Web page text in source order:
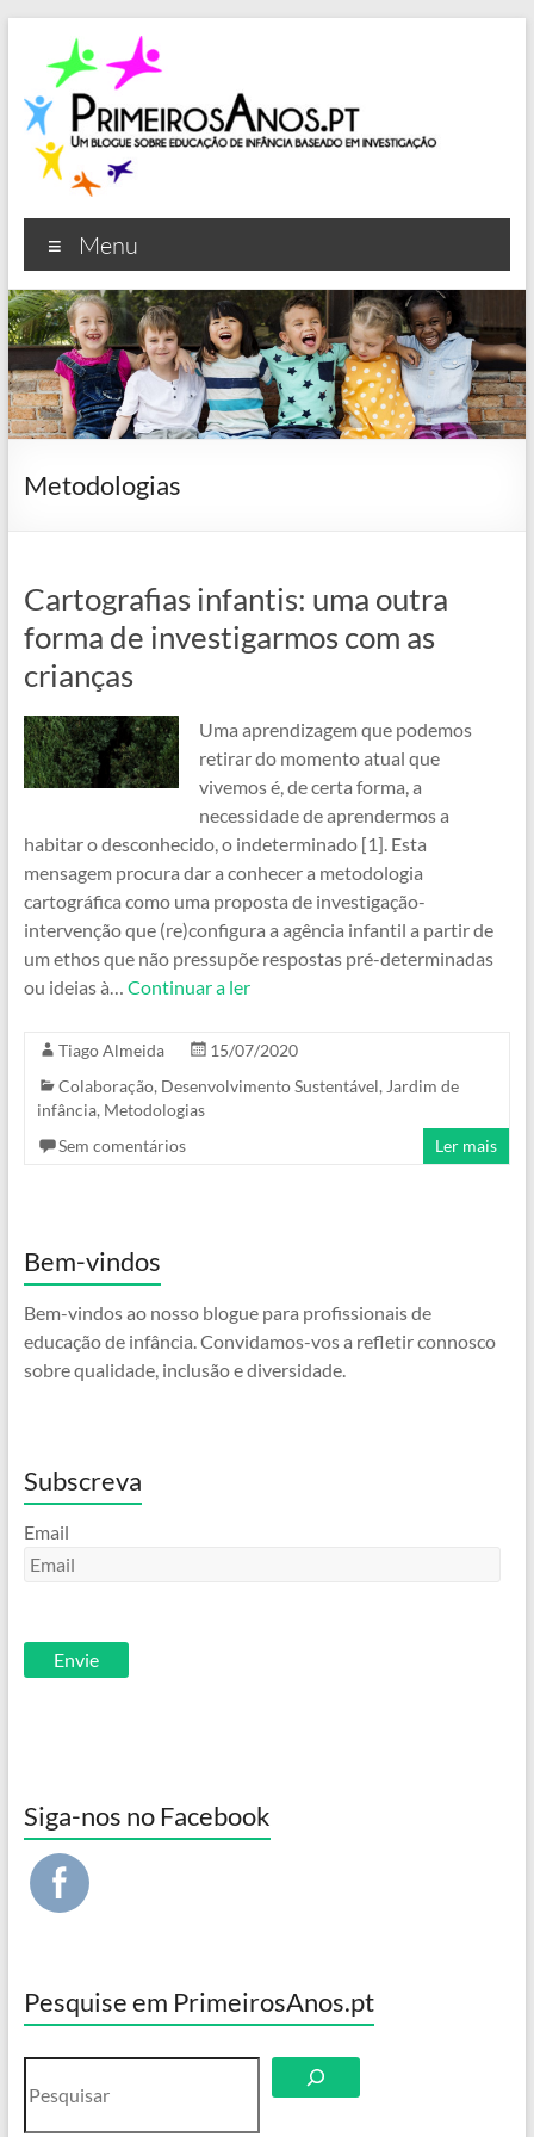
content
Primeiros Anos
Um blogue sobre educação de infância baseado em
Menu
Metodologias
Cartografias infantis: uma outra
forma de investigarmos com as
crianças
Uma aprendizagem que podemos
retirar do momento atual que
vivemos é, de certa forma, a
necessidade de aprendermos a
habitar o desconhecido, o indeterminado [1]. Esta
mensagem procura dar a conhecer a metodologia
cartográfica como uma proposta de investigação-
intervenção que (re)configura a agência infantil a partir de
um ethos que não pressupõe respostas pré-determinadas
ou ideias à… Continuar a ler
Tiago Almeida
15/07/2020
Colaboração, Desenvolvimento Sustentável, Jardim de
infância, Metodologias
Sem comentários
Ler mais
Bem-vindos
Bem-vindos ao nosso blogue para profissionais de
educação de infância. Convidamos-vos a refletir connosco
sobre qualidade, inclusão e diversidade.
Subscreva
Email
Siga-nos no Facebook
Pesquise em PrimeirosAnos.pt
Pesquisar